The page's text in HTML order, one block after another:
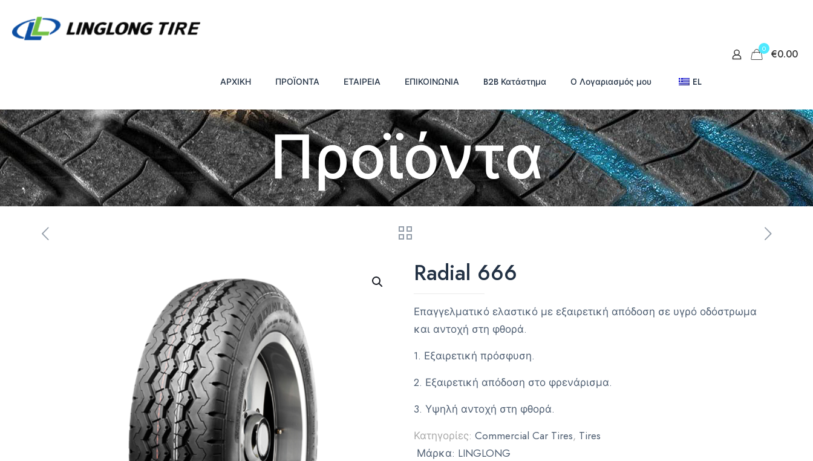
ΑΡΧΙΚΗ ΠΡΟΪΟΝΤΑ ΕΤΑΙΡΕΙΑ ΕΠΙΚΟΙΝΩΝΙΑ B2B Κατάστημα Ο Λογαριασμός μου EL
0 €0.00
Προϊόντα
Radial 666
Επαγγελματικό ελαστικό με εξαιρετική απόδοση σε υγρό οδόστρωμα
και αντοχή στη φθορά.
1. Εξαιρετική πρόσφυση.
2. Εξαιρετική απόδοση στο φρενάρισμα.
3. Υψηλή αντοχή στη φθορά.
Κατηγορίες: Commercial Car Tires, Tires
Μάρκα: LINGLONG